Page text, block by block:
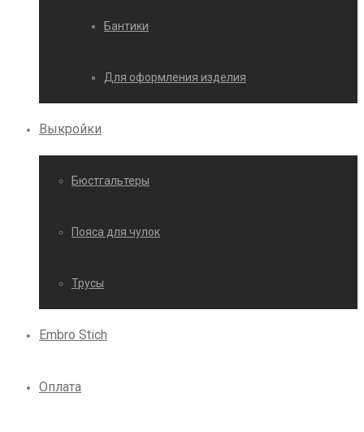
Бантики
Для оформления изделия
Выкройки
Бюстгальтеры
Пояса для чулок
Трусы
Embro Stich
Оплата